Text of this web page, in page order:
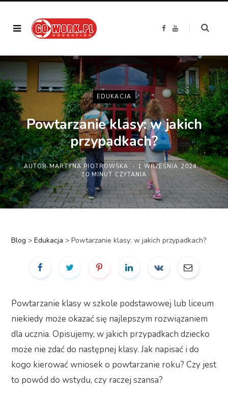
F
b
Y
u
b
EDUKACJA
Powtarzanie klasy: w jakich
przypadkach?
AUTORMARTYNA PIOTROWSKA
1 WRZEŚNIA 2024
10 MINUT CZYTANIA
Blog > Edukacja > Powtarzanie klasy: w jakich przypadkach?
Powtarzanie klasy w szkole podstawowej lub liceum
niekiedy może okazać się najlepszym rozwiązaniem
dla ucznia. Opisujemy, w jakich przypadkach dziecko
może nie zdać do następnej klasy. Jak napisać i do
kogo kierować wniosek o powtarzanie roku? Czy jest
to powód do wstydu, czy raczej szansa?